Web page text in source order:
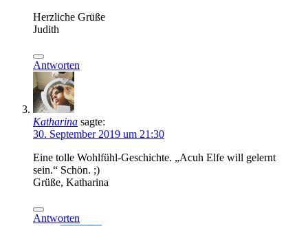
Herzliche Grüße
Judith
Antworten
Katharina sagte:
30. September 2019 um 21:30
Eine tolle Wohlfühl-Geschichte. „Acuh Elfe will gelernt
sein.“ Schön. ;)
Grüße, Katharina
Antworten